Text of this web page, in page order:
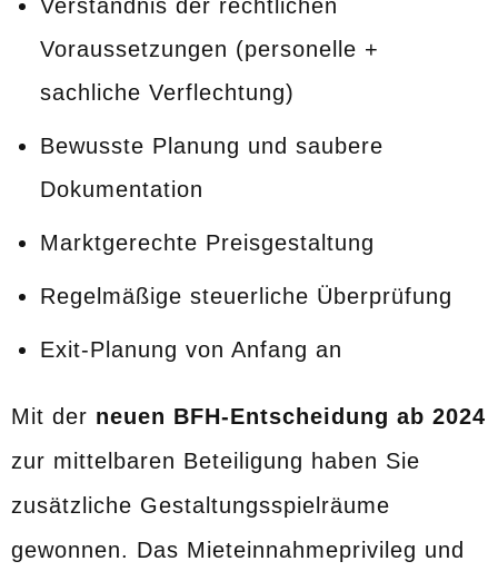
Verständnis der rechtlichen
Voraussetzungen (personelle +
sachliche Verflechtung)
Bewusste Planung und saubere
Dokumentation
Marktgerechte Preisgestaltung
Regelmäßige steuerliche Überprüfung
Exit-Planung von Anfang an
Mit der neuen BFH-Entscheidung ab 2024
zur mittelbaren Beteiligung haben Sie
zusätzliche Gestaltungsspielräume
gewonnen. Das Mieteinnahmeprivileg und